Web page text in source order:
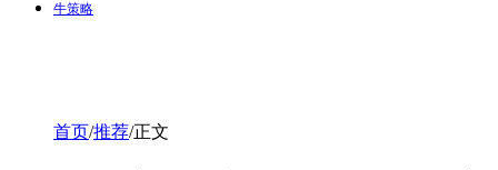
牛策略
首页/推荐/正文